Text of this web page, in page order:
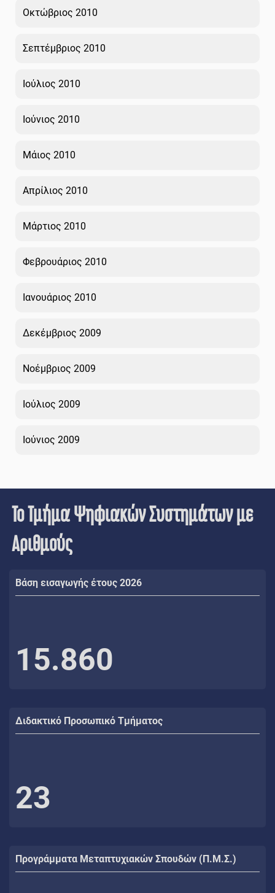
Οκτώβριος 2010
Σεπτέμβριος 2010
Ιούλιος 2010
Ιούνιος 2010
Μάιος 2010
Απρίλιος 2010
Μάρτιος 2010
Φεβρουάριος 2010
Ιανουάριος 2010
Δεκέμβριος 2009
Νοέμβριος 2009
Ιούλιος 2009
Ιούνιος 2009
Το Τμήμα Ψηφιακών Συστημάτων με
Αριθμούς
Βάση εισαγωγής έτους 2026
15.860
Διδακτικό Προσωπικό Τμήματος
23
Προγράμματα Μεταπτυχιακών Σπουδών (Π.Μ.Σ.)